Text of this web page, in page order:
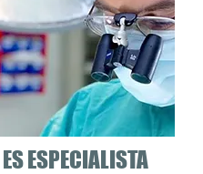
ES ESPECIALISTA